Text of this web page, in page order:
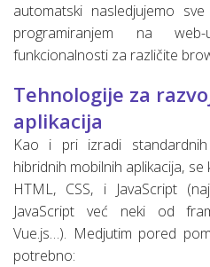
automatski nasledjujemo
programiranjem na
funkcionalnosti za različite
Tehnologije za
aplikacija
Kao i pri izradi
hibridnih mobilnih aplikacija,
HTML, CSS, i JavaScript
JavaScript već neki od
Vue.js…). Medjutim pored
potrebno: